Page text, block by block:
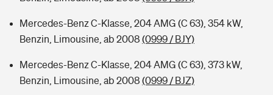
Mercedes-Benz C-Klasse, 204 AMG (C 63), 354 kW,
Benzin, Limousine, ab 2008 (0999 / BJY)
Mercedes-Benz C-Klasse, 204 AMG (C 63), 373 kW,
Benzin, Limousine, ab 2008 (0999 / BJZ)